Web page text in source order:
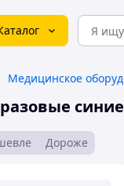
синие
Дороже